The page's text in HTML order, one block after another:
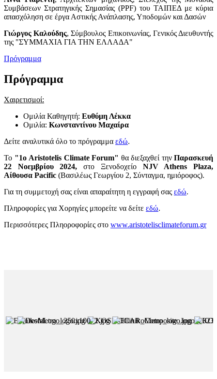
Συμβάσεων Στρατηγικής Σημασίας (PPF) του ΤΑΙΠΕΔ με κύρια
απασχόληση σε έργα Αστικής Ανάπλασης, Υποδομών και Δασών
Γιώργος Καλούδης, Σύμβουλος Επικοινωνίας, Γενικός Διευθυντής
της "ΣΥΜΜΑΧΙΑ ΓΙΑ ΤΗΝ ΕΛΛΑΔΑ"
Πρόγραμμα
Πρόγραμμα
Χαιρετισμοί:
Ομιλία Καθηγητή: Ευθύμη Λέκκα
Ομιλία: Κωνσταντίνου Μαχαίρα
Δείτε αναλυτικά όλο το πρόγραμμα εδώ.
Το "1ο Aristotelis Climate Forum" θα διεξαχθεί τηνΠαρασκευή
22 Νοεμβρίου 2024,στο ΞενοδοχείοNJV Athens Plaza,
Αίθουσα Pacific (Βασιλέως Γεωργίου 2, Σύνταγμα, ημιόροφος).
Για τη συμμετοχή σας είναι απαραίτητη η εγγραφή σας εδώ.
Πληροφορίες για Χορηγίες μπορείτε να δείτε εδώ.
Περισσότερες Πληοροφορίες στο www.aristotelisclimateforum.gr